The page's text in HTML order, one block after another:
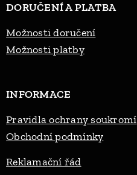
DORUČENÍ A PLATBA
Možnosti doručení
Možnosti platby
INFORMACE
Pravidla ochrany soukromí
Obchodní podmínky
Reklamační řád